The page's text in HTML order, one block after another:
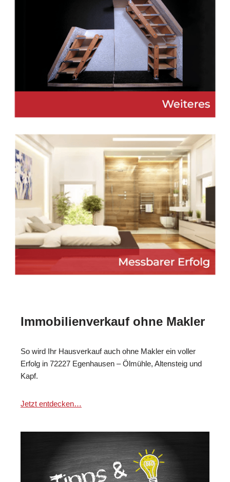
Immobilienverkauf ohne Makler
So wird Ihr Hausverkauf auch ohne Makler ein voller
Erfolg in 72227 Egenhausen – Ölmühle, Altensteig und
Kapf.
Jetzt entdecken…